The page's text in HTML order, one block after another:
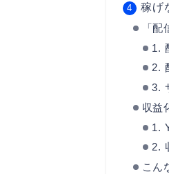
稼げ
「
1.
2.
3.
収益
1.
2.
こん